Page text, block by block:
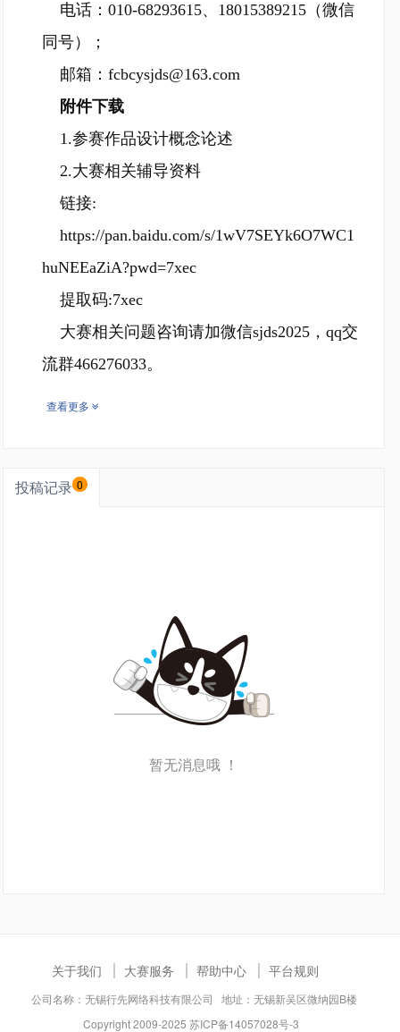
电话：010-68293615、18015389215（微信
同号）；
邮箱：fcbcysjds@163.com
附件下载
1.参赛作品设计概念论述
2.大赛相关辅导资料
链接:
https://pan.baidu.com/s/1wV7SEYk6O7WC1
huNEEaZiA?pwd=7xec
提取码:7xec
大赛相关问题咨询请加微信sjds2025，qq交
流群466276033。
查看更多
投稿记录 0
暂无消息哦 ！
关于我们 大赛服务 帮助中心 平台规则
公司名称：无锡行先网络科技有限公司 地址：无锡新吴区微纳园B楼
Copyright 2009-2025 苏ICP备14057028号-3